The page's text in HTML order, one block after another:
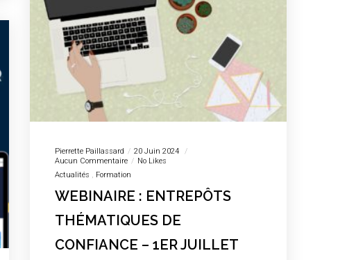
Pierrette Paillassard
20 Juin 2024
Aucun Commentaire
No Likes
Actualités
Formation
WEBINAIRE : ENTREPÔTS
THÉMATIQUES DE
CONFIANCE – 1ER JUILLET